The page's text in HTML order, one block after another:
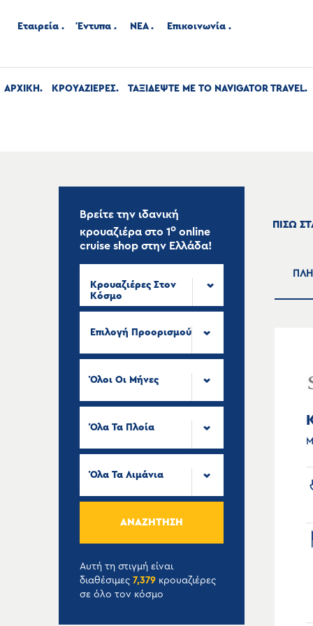
Εταιρεία Έντυπα ΝΕΑ Επικοινωνία
ΑΡΧΙΚΉ ΚΡΟΥΑΖΙΕΡΕΣ ΤΑΞΙΔΕΨΤΕ ΜΕ ΤΟ NAVIGATOR TRAVEL
Βρείτε την ιδανική
κρουαζιέρα στο 1ο online
cruise shop στην Ελλάδα!
Κρουαζιέρες Στον
Κόσμο
Επιλογή Προορισμού
Όλοι Οι Μήνες
Όλα Τα Πλοία
Όλα Τα Λιμάνια
ΑΝΑΖΉΤΗΣΗ
Αυτή τη στιγμή είναι
διαθέσιμες 7,379 κρουαζιέρες
σε όλο τον κόσμο
ΠΙΣΩ